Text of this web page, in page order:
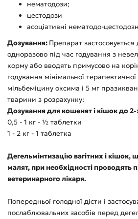
нематодози;
цестодози
асоціативні нематодо-
Дозування: Препарат застосовується
одноразово під час годування з
корму або вводять примусово на
годування мінімальної
мільбеміцину оксима і 5 мг
тварини з розрахунку:
Дозування для кошенят і кішок до 2-
0,5 - 1 кг - ½ таблетки
1 - 2 кг - 1 таблетка
Дегельмінтизацію вагітних і
малят, при необхідності проводять
ветеринарного лікаря.
Попередньої голодної дієти і
послаблювальних засобів перед